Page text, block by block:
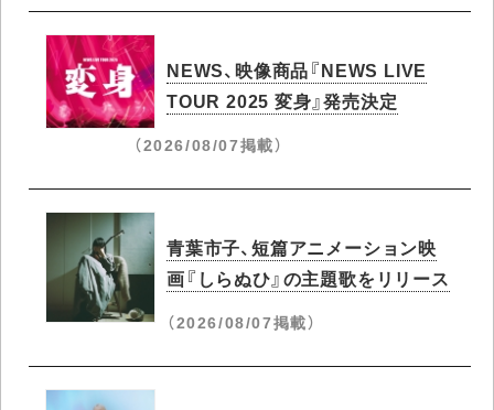
NEWS、映像商品『NEWS LIVE
TOUR 2025 変身』発売決定
（2026/08/07掲載）
青葉市子、短篇アニメーション映
画『しらぬひ』の主題歌をリリース
（2026/08/07掲載）